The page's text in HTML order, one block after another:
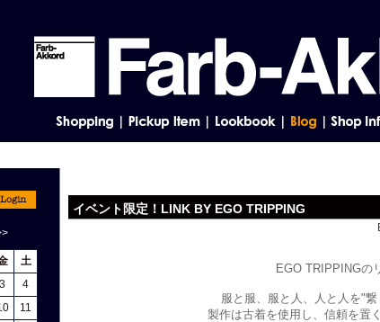
イベント限定！LINK BY EGO TRIPPING
EGO TRIPPINGの
服と服、服と人、人と人を"繋
製作は古着を使用し、信頼を置
土
3
4
11